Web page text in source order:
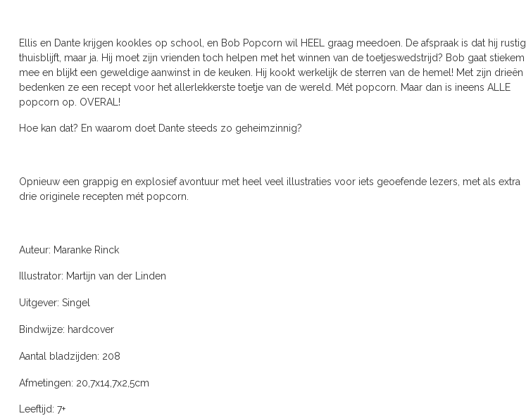
Ellis en Dante krijgen kookles op school, en Bob Popcorn wil HEEL graag meedoen. De afspraak is dat hij rustig
thuisblijft, maar ja. Hij moet zijn vrienden toch helpen met het winnen van de toetjeswedstrijd? Bob gaat stiekem
mee en blijkt een geweldige aanwinst in de keuken. Hij kookt werkelijk de sterren van de hemel! Met zijn drieën
bedenken ze een recept voor het allerlekkerste toetje van de wereld. Mét popcorn. Maar dan is ineens ALLE
popcorn op. OVERAL!
Hoe kan dat? En waarom doet Dante steeds zo geheimzinnig?
Opnieuw een grappig en explosief avontuur met heel veel illustraties voor iets geoefende lezers, met als extra
drie originele recepten mét popcorn.
Auteur: Maranke Rinck
Illustrator: Martijn van der Linden
Uitgever: Singel
Bindwijze: hardcover
Aantal bladzijden: 208
Afmetingen: 20,7x14,7x2,5cm
Leeftijd: 7+